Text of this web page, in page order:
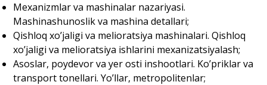
Mexanizmlar va mashinalar nazariyasi.
Mashinashunoslik va mashina detallari;
Qishloq xoʼjaligi va melioratsiya mashinalari. Qishloq
xoʼjaligi va melioratsiya ishlarini mexanizatsiyalash;
Аsoslar, poydevor va yer osti inshootlari. Koʼpriklar va
transport tonellari. Yoʼllar, metropolitenlar;